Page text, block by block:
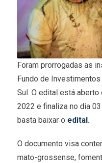
Foram prorrogadas as
Fundo de
Sul. O edital está
2022 e finaliza no dia
basta baixar o edital .
O documento visa
mato-grossense,